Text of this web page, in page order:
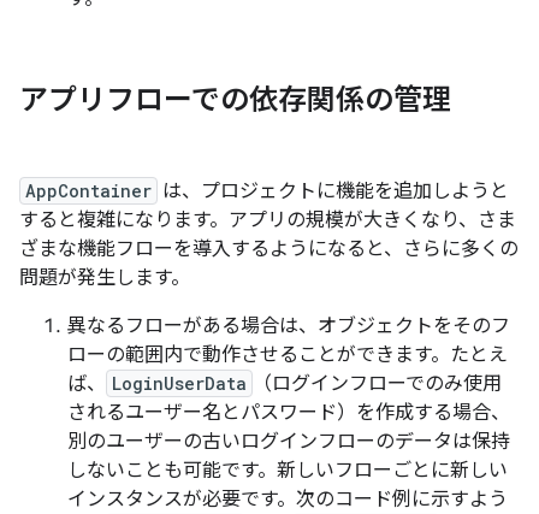
アプリフローでの依存関係の管理
AppContainer は、プロジェクトに機能を追加しようと
すると複雑になります。アプリの規模が大きくなり、さま
ざまな機能フローを導入するようになると、さらに多くの
問題が発生します。
異なるフローがある場合は、オブジェクトをそのフ
ローの範囲内で動作させることができます。たとえ
ば、
LoginUserData
（ログインフローでのみ使用
されるユーザー名とパスワード）を作成する場合、
別のユーザーの古いログインフローのデータは保持
しないことも可能です。新しいフローごとに新しい
インスタンスが必要です。次のコード例に示すよう